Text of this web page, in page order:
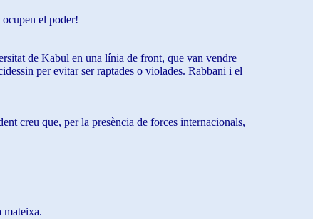
el poder!
de Kabul en una línia de front, que van vendre
per evitar ser raptades o violades. Rabbani i el
creu que, per la presència de forces internacionals,
mateixa.